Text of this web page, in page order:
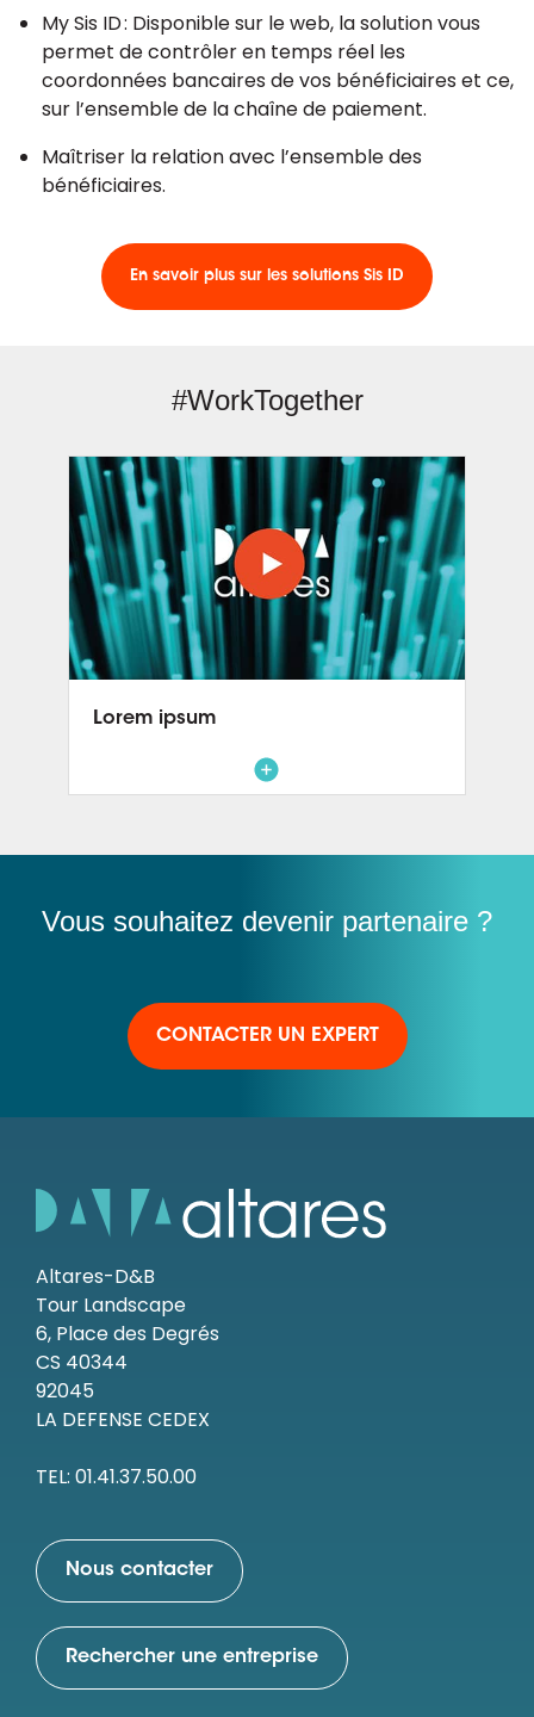
My Sis ID : Disponible sur le web, la solution vous
permet de contrôler en temps réel les
coordonnées bancaires de vos bénéficiaires et ce,
sur l’ensemble de la chaîne de paiement.
Maîtriser la relation avec l’ensemble des
bénéficiaires.
En savoir plus sur les solutions Sis ID
#WorkTogether
Lorem ipsum
Vous souhaitez devenir partenaire ?
CONTACTER UN EXPERT
Altares-D&B
Tour Landscape
6, Place des Degrés
CS 40344
92045
LA DEFENSE CEDEX
TEL: 01.41.37.50.00
Nous contacter
Rechercher une entreprise